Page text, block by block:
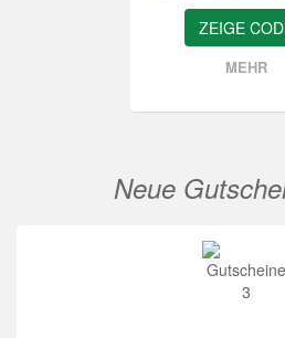
ZEIGE
MEHR
Neue